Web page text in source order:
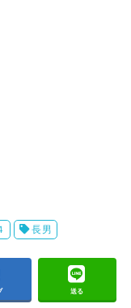
長男
送る